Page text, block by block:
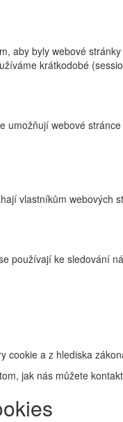
aby byly webové
krátkodobé
umožňují webové
vlastníkům webových
používají ke sledování
cookie a z hlediska
jak nás můžete